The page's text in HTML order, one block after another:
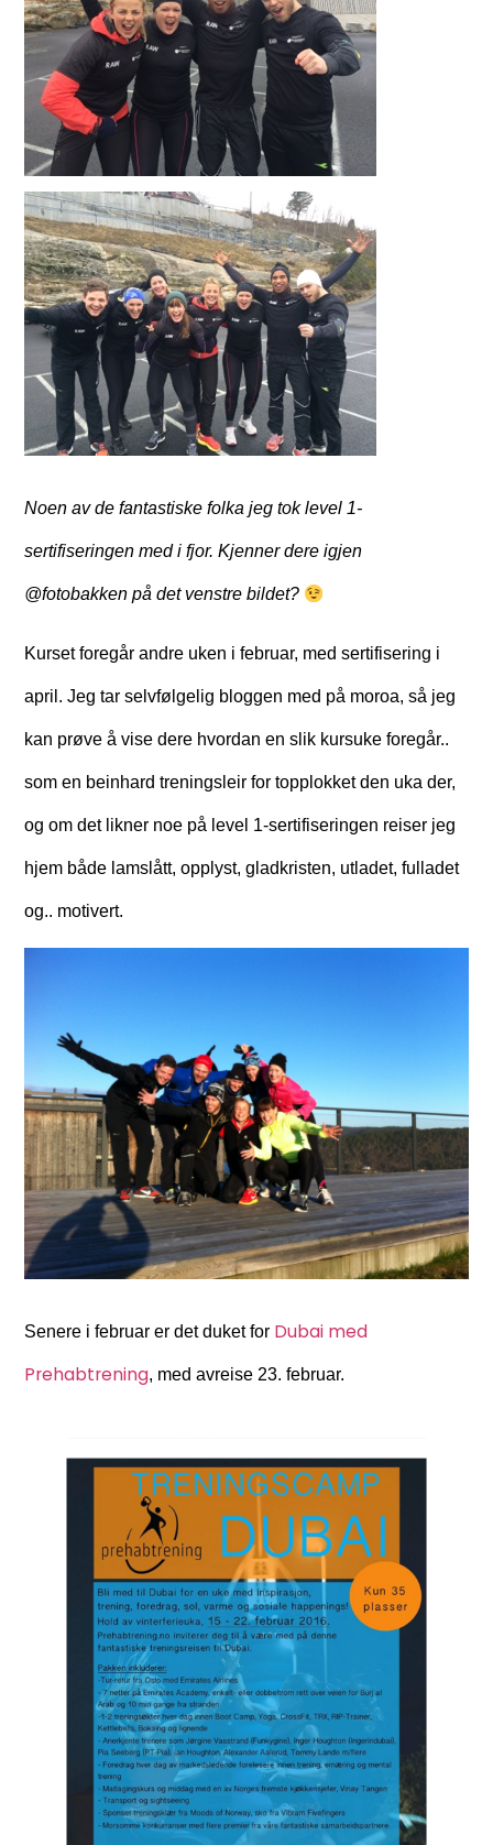
Noen av de fantastiske folka jeg tok level 1-
sertifiseringen med i fjor. Kjenner dere igjen
@fotobakken på det venstre bildet?
Kurset foregår andre uken i februar, med sertifisering i
april. Jeg tar selvfølgelig bloggen med på moroa, så jeg
kan prøve å vise dere hvordan en slik kursuke foregår..
som en beinhard treningsleir for topplokket den uka der,
og om det likner noe på level 1-sertifiseringen reiser jeg
hjem både lamslått, opplyst, gladkristen, utladet, fulladet
og.. motivert.
Senere i februar er det duket for Dubai med
Prehabtrening, med avreise 23. februar.